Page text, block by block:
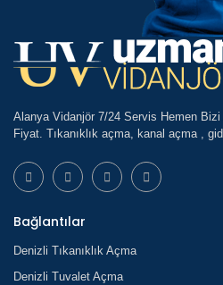
Alanya Vidanjör 7/24 Servis Hemen
Fiyat. Tıkanıklık açma, kanal açma ,
Bağlantılar
Denizli Tıkanıklık Açma
Denizli Tuvalet Açma